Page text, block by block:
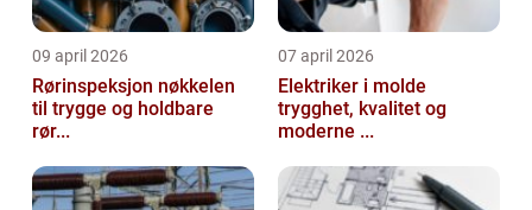
09 april 2026
Rørinspeksjon nøkkelen
til trygge og holdbare
rør...
07 april 2026
Elektriker i molde
trygghet, kvalitet og
moderne ...